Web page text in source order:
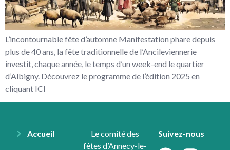
L’incontournable fête d’automne Manifestation phare depuis
plus de 40 ans, la fête traditionnelle de l’Ancileviennerie
investit, chaque année, le temps d’un week-end le quartier
d’Albigny. Découvrez le programme de l’édition 2025 en
cliquant ICI
Accueil
Le comité des
fêtes d’Annecy-le-
Suivez-nous